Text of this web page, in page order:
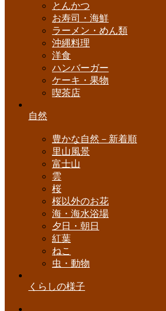
とんかつ
お寿司・海鮮
ラーメン・めん類
沖縄料理
洋食
ハンバーガー
ケーキ・果物
喫茶店
自然
豊かな自然－新着順
里山風景
富士山
雲
桜
桜以外のお花
海・海水浴場
夕日・朝日
紅葉
ねこ
虫・動物
くらしの様子